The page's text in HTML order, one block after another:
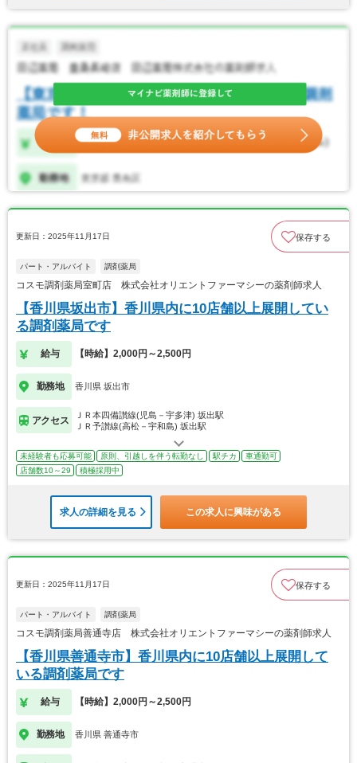
更新日：2025年11月17日 保存する
パート・アルバイト 調剤薬局
コスモ調剤薬局室町店 株式会社オリエントファーマシーの薬剤師求人
【香川県坂出市】香川県内に10店舗以上展開してい
る調剤薬局です
給与 【時給】2,000円～2,500円
勤務地 香川県 坂出市
アクセス
ＪＲ本四備讃線(児島－宇多津) 坂出駅
ＪＲ予讃線(高松－宇和島) 坂出駅
未経験者も応募可能 原則、引越しを伴う転勤なし 駅チカ
車通勤可
店舗数10～29
積極採用中
求人の詳細を見る この求人に興味がある
更新日：2025年11月17日 保存する
パート・アルバイト 調剤薬局
コスモ調剤薬局善通寺店 株式会社オリエントファーマシーの薬剤師求人
【香川県善通寺市】香川県内に10店舗以上展開して
いる調剤薬局です
給与 【時給】2,000円～2,500円
勤務地 香川県 善通寺市